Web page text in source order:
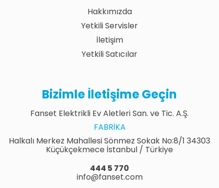
Hakkımızda
Yetkili Servisler
İletişim
Yetkili Satıcılar
Bizimle İletişime Geçin
Fanset Elektrikli Ev Aletleri San. ve Tic. A.Ş.
FABRIKA
Halkalı Merkez Mahallesi Sönmez Sokak No:8/1 34303
Küçükçekmece İstanbul / Türkiye
444 5 770
info@fanset.com